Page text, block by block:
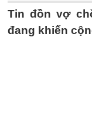
Tin đồn vợ
đang khiến